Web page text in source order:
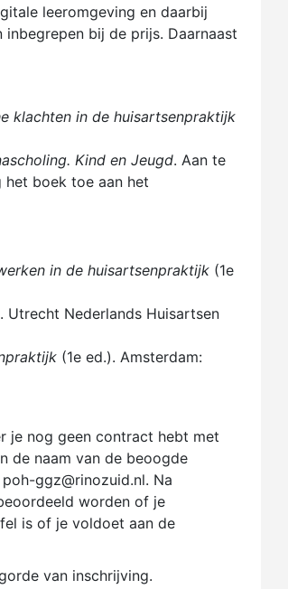
leeromgeving en daarbij
bij de prijs. Daarnaast
klachten in de huisartsenpraktijk
Kind en Jeugd. Aan te
het boek toe aan het
in de huisartsenpraktijk(1e
Utrecht Nederlands Huisartsen
(1e ed.). Amsterdam:
je nog geen contract hebt met
de naam van de beoogde
ggz@rinozuid.nl. Na
worden of je
is of je voldoet aan de
van inschrijving.